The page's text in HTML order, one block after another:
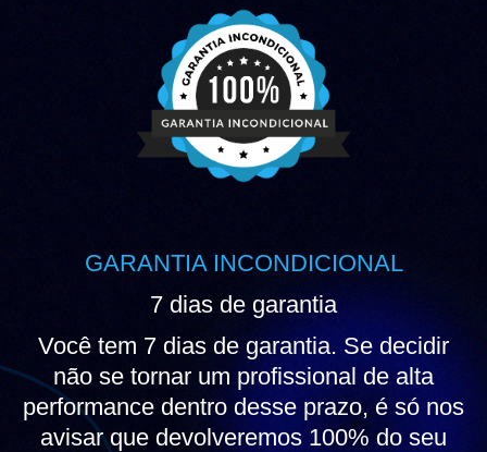
GARANTIA INCONDICIONAL
7 dias de garantia
Você tem 7 dias de garantia. Se decidir
não se tornar um profissional de alta
performance dentro desse prazo, é só nos
avisar que devolveremos 100% do seu